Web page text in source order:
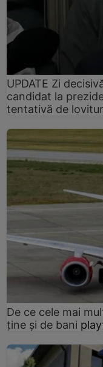
UPDATE Zi
candidat la
tentativă de
De ce cele mai
ține și de bani